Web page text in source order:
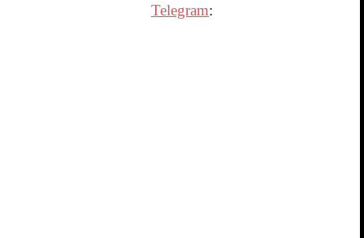
Telegram: